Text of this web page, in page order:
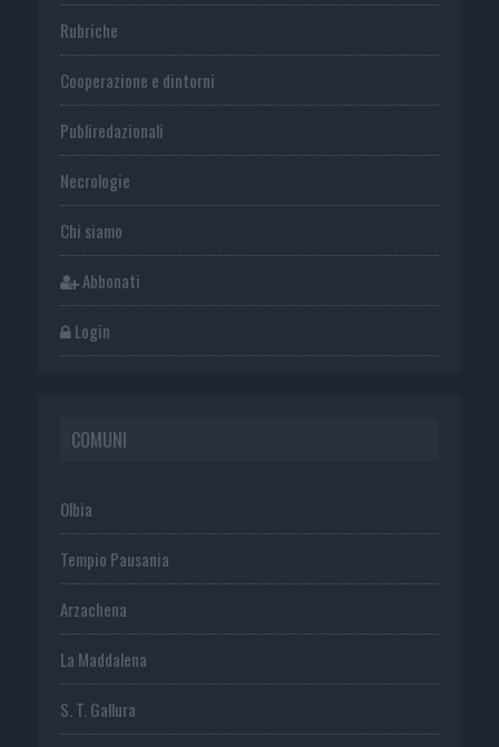
Rubriche
Cooperazione e dintorni
Publiredazionali
Necrologie
Chi siamo
Abbonati
Login
COMUNI
Olbia
Tempio Pausania
Arzachena
La Maddalena
S. T. Gallura